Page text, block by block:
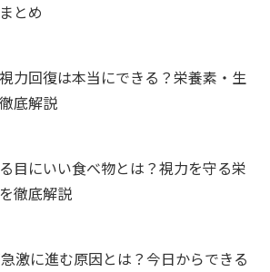
とめ
力回復は本当にできる？栄養素・生
底解説
目にいい食べ物とは？視力を守る栄
徹底解説
激に進む原因とは？今日からできる